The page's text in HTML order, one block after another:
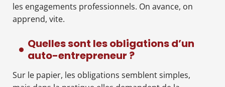
les engagements professionnels. On avance, on
apprend, vite.
Quelles sont les obligations d’un
auto-entrepreneur ?
Sur le papier, les obligations semblent simples,